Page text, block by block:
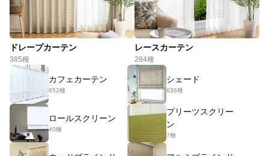
ドレープカーテン
385種
レースカーテン
284種
カフェカーテン
652種
シェード
636種
ロールスクリーン
40種
プリーツスクリー
ン
7種